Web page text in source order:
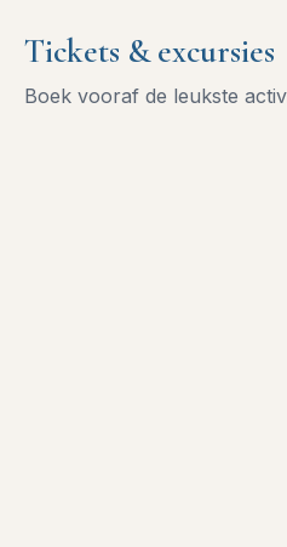
Tickets & excursies
Boek vooraf de leukste